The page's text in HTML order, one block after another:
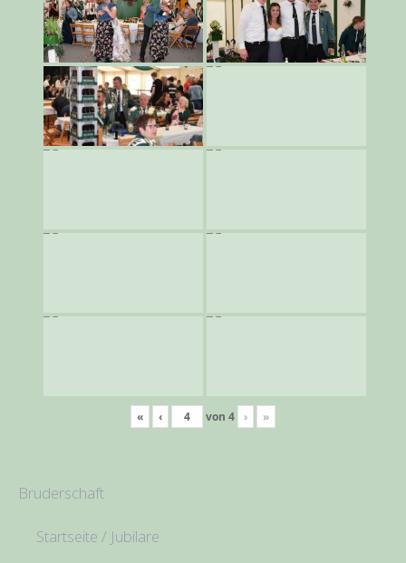
« ‹ von 4 › »
Bruderschaft
Startseite / Jubilare